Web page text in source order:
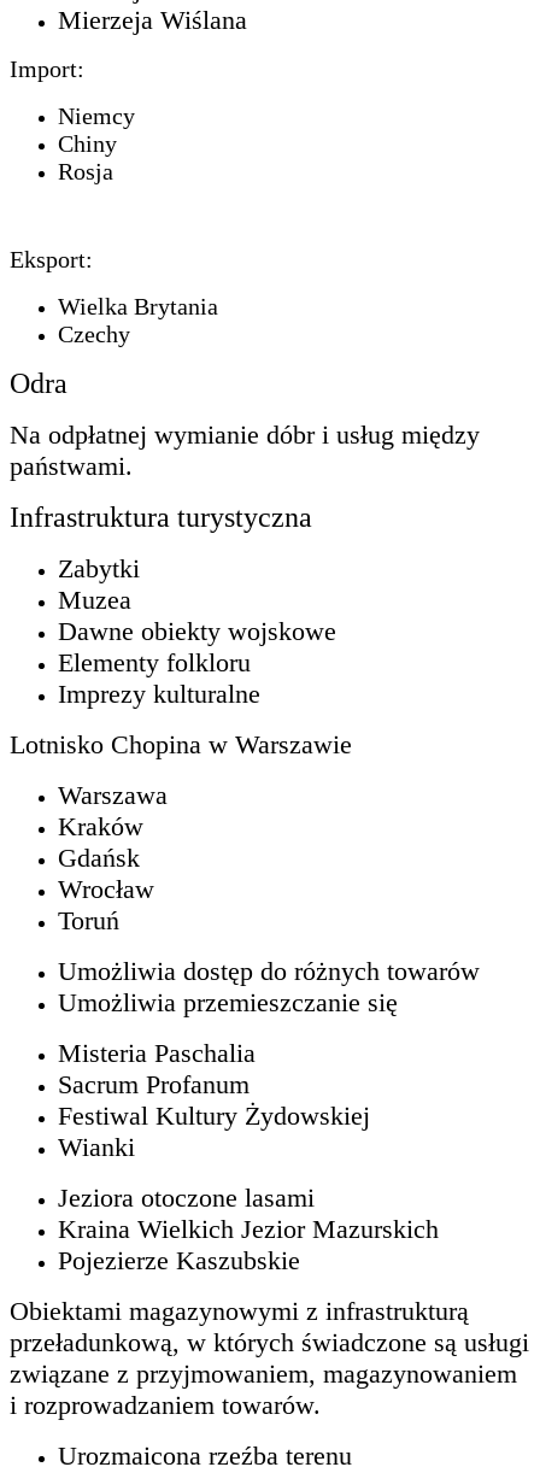
Mierzeja Wiślana
Import:
Niemcy
Chiny
Rosja
Eksport:
Wielka Brytania
Czechy
Odra
Na odpłatnej wymianie dóbr i usług między
państwami.
Infrastruktura turystyczna
Zabytki
Muzea
Dawne obiekty wojskowe
Elementy folkloru
Imprezy kulturalne
Lotnisko Chopina w Warszawie
Warszawa
Kraków
Gdańsk
Wrocław
Toruń
Umożliwia dostęp do różnych towarów
Umożliwia przemieszczanie się
Misteria Paschalia
Sacrum Profanum
Festiwal Kultury Żydowskiej
Wianki
Jeziora otoczone lasami
Kraina Wielkich Jezior Mazurskich
Pojezierze Kaszubskie
Obiektami magazynowymi z infrastrukturą
przeładunkową, w których świadczone są usługi
związane z przyjmowaniem, magazynowaniem
i rozprowadzaniem towarów.
Urozmaicona rzeźba terenu